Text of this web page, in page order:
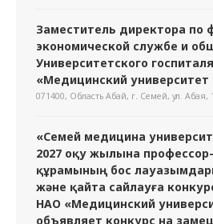
Заместитель директора по
экономической службе и
Университетского
«Медицинский университет
071400, Область Абай, г. Семей, ул. Абая,
«Семей медицина
2027 оқу жылына
құрамының бос
және қайта сайлауға
НАО «Медицинский
объявляет конкурс на